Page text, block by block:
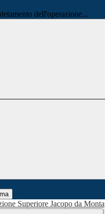
dell'operazione...